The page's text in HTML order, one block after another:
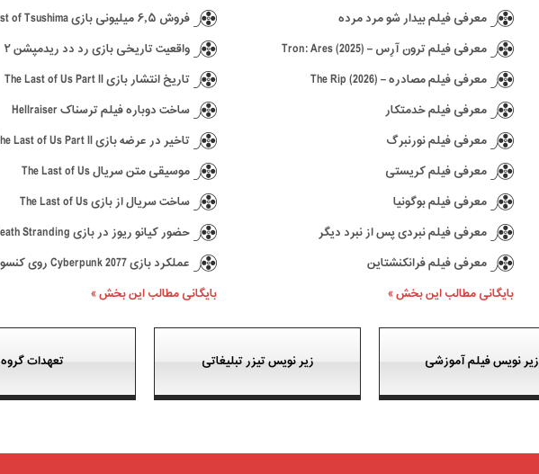
معرفی فیلم بیدار شو مرد مرده
معرفی فیلم ترون آرِس – Tron: Ares (2025)
معرفی فیلم مصادره – The Rip (2026)
معرفی فیلم خدمتکار
معرفی فیلم نورنبرگ
معرفی فیلم کریستی
معرفی فیلم بوگونیا
معرفی فیلم نبردی پس از نبرد دیگر
معرفی فیلم فرانکنشتاین
بایگانی مطالب این بخش »
فروش ۶٫۵ میلیونی بازی Ghost of Tsushima
واقعیت تاریخی بازی رد دد ریدمپشن ۲
تاریخ انتشار بازی The Last of Us Part II
ساخت دوباره فیلم ترسناک Hellraiser
تاخیر در عرضه بازی The Last of Us Part II
موسیقی متن سریال The Last of Us
ساخت سریال از بازی The Last of Us
حضور کیانو ریوز در بازی Death Stranding
عملکرد بازی Cyberpunk 2077 روی کنسول ها
بایگانی مطالب این بخش »
زیر نویس فیلم آموزشی زیر نویس تیزر تبلیغاتی تعهدات گروه